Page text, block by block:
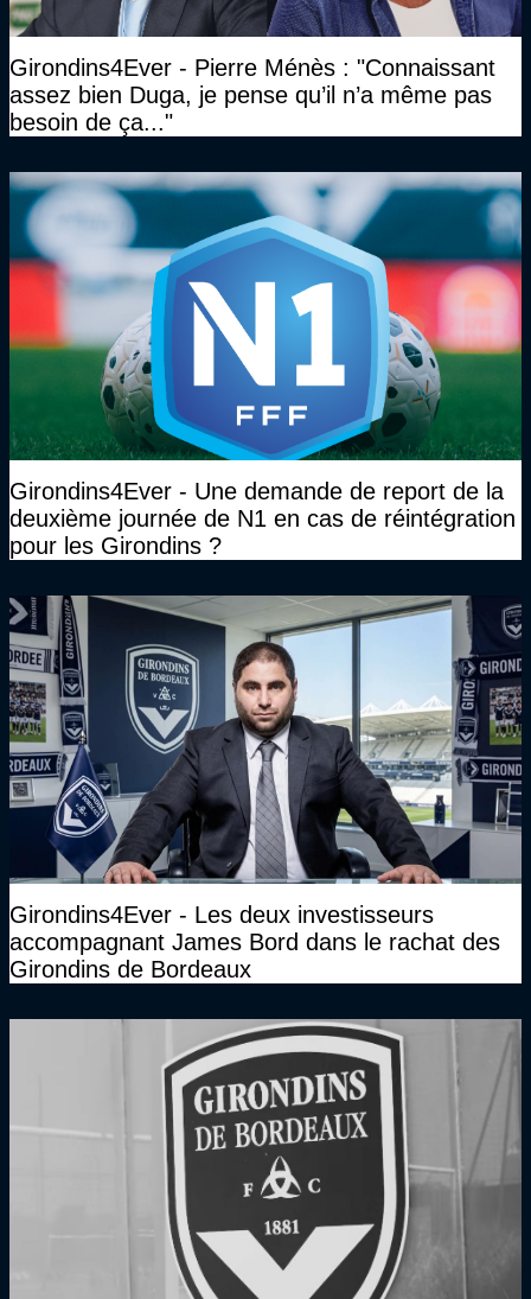
Girondins4Ever - Pierre Ménès : "Connaissant
assez bien Duga, je pense qu’il n’a même pas
besoin de ça..."
Girondins4Ever - Une demande de report de la
deuxième journée de N1 en cas de réintégration
pour les Girondins ?
Girondins4Ever - Les deux investisseurs
accompagnant James Bord dans le rachat des
Girondins de Bordeaux